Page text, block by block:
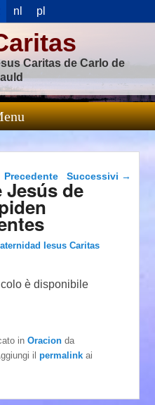
nl pl
Caritas de Carlo de
articolo
Precedente Successivi →
Jesús de
Iesus Caritas
è disponibile
inOracion da
ilpermalink ai